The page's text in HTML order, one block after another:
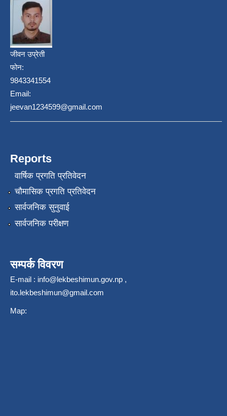
जीवन उप्रेती
फोन:
9843341554
Email:
jeevan1234599@gmail.com
Reports
वार्षिक प्रगति प्रतिवेदन
चौमासिक प्रगति प्रतिवेदन
सार्वजनिक सुनुवाई
सार्वजनिक परीक्षण
सम्पर्क विवरण
E-mail : info@lekbeshimun.gov.np ,
ito.lekbeshimun@gmail.com
Map: